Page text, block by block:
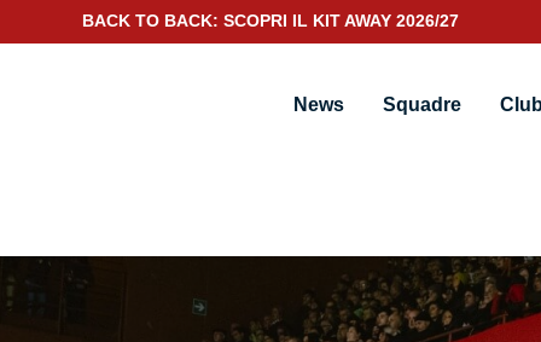
SCOPRI IL NUOVO KIT PORTIERE 2026/27
News Squadre